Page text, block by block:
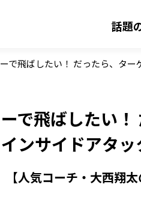
話題
で飛ばしたい！ だったら、タ
で飛ばしたい
ンサイドアタッ
人気コーチ・大西翔